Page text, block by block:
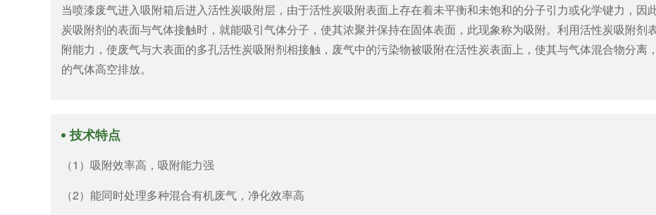
当喷漆废气进入吸附箱后进入活性炭吸附层，由于活性炭吸附表面上存在着未平衡和未饱和的分子引力或化学键力，因
炭吸附剂的表面与气体接触时，就能吸引气体分子，使其浓聚并保持在固体表面，此现象称为吸附。利用活性炭吸附剂
附能力，使废气与大表面的多孔活性炭吸附剂相接触，废气中的污染物被吸附在活性炭表面上，使其与气体混合物分离
的气体高空排放。
技术特点
（1）吸附效率高，吸附能力强
（2）能同时处理多种混合有机废气，净化效率高